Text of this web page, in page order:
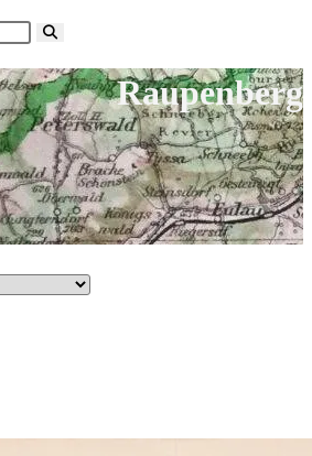
Raupenberg